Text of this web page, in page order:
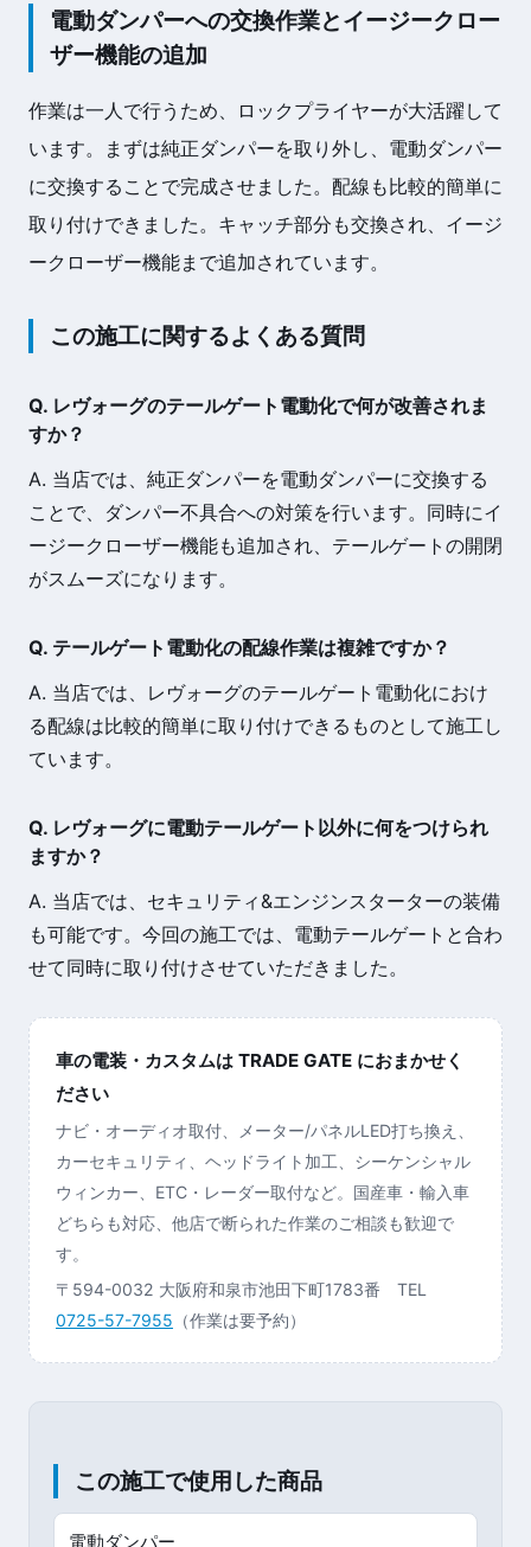
電動ダンパーへの交換作業とイージークロー
ザー機能の追加
作業は一人で行うため、ロックプライヤーが大活躍して
います。まずは純正ダンパーを取り外し、電動ダンパー
に交換することで完成させました。配線も比較的簡単に
取り付けできました。キャッチ部分も交換され、イージ
ークローザー機能まで追加されています。
この施工に関するよくある質問
Q. レヴォーグのテールゲート電動化で何が改善されま
すか？
A. 当店では、純正ダンパーを電動ダンパーに交換する
ことで、ダンパー不具合への対策を行います。同時にイ
ージークローザー機能も追加され、テールゲートの開閉
がスムーズになります。
Q. テールゲート電動化の配線作業は複雑ですか？
A. 当店では、レヴォーグのテールゲート電動化におけ
る配線は比較的簡単に取り付けできるものとして施工し
ています。
Q. レヴォーグに電動テールゲート以外に何をつけられ
ますか？
A. 当店では、セキュリティ&エンジンスターターの装備
も可能です。今回の施工では、電動テールゲートと合わ
せて同時に取り付けさせていただきました。
車の電装・カスタムは TRADE GATE におまかせく
ださい
ナビ・オーディオ取付、メーター/パネルLED打ち換え、
カーセキュリティ、ヘッドライト加工、シーケンシャル
ウィンカー、ETC・レーダー取付など。国産車・輸入車
どちらも対応、他店で断られた作業のご相談も歓迎で
す。
〒594-0032 大阪府和泉市池田下町1783番 TEL
0725-57-7955 （作業は要予約）
この施工で使用した商品
電動ダンパー